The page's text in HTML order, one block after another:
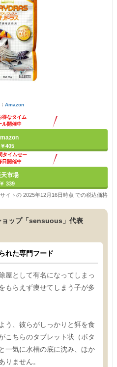
Amazon
得なタイム
ル開催中
￥405
タイムセー
日開催中
市場
￥ 339
イトの 2025年12月16日時点 での税込価格
ョップ「sensuous」代表
れた専門フード
屋として有名になってしまっ
もらえず痩せてしまう子が多
う、彼らがしっかりと餌を食
こちらのタブレット状（ボタ
一気に水槽の底に沈み、ほか
りません。